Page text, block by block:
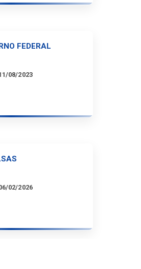
FEDERAL
08/2023
02/2026